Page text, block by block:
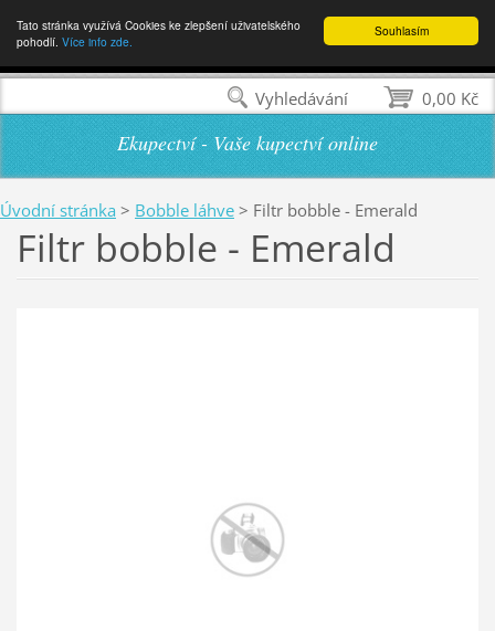
Souhlasím
Tato stránka využívá Cookies ke zlepšení uživatelského
pohodlí. Více info zde.
Ekupectví - Vaše kupectví online
Úvodní stránka > Bobble láhve > Filtr bobble - Emerald
Filtr bobble - Emerald
0,00 Kč
Vyhledávání